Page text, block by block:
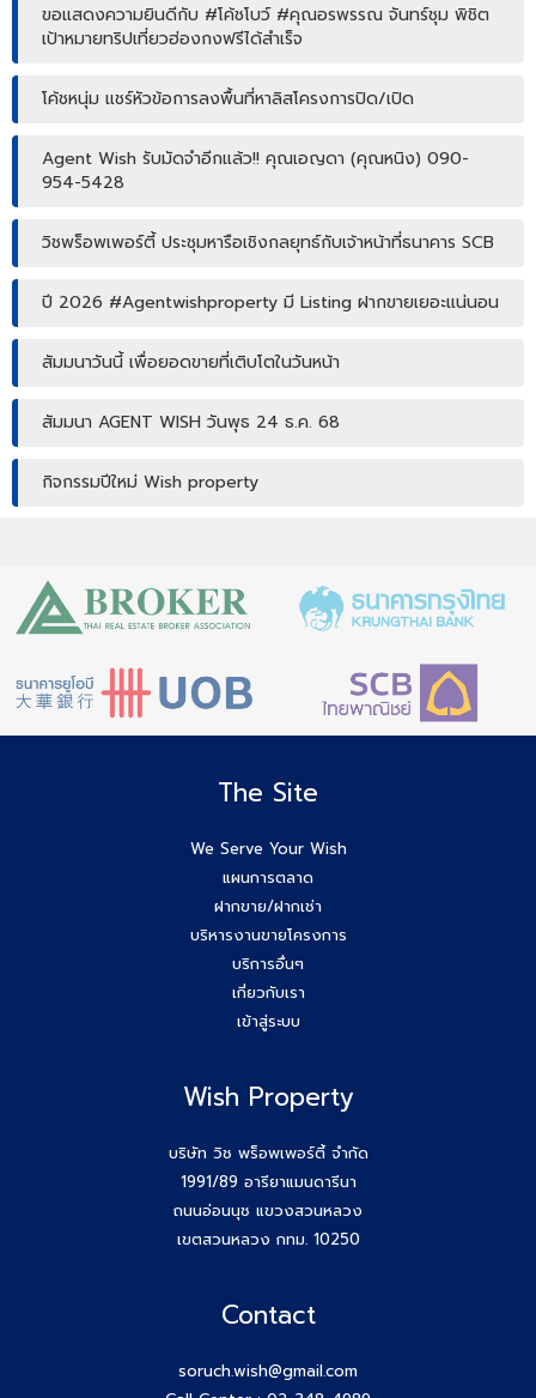
ขอแสดงความยินดีกับ #โค้ชโบว์ #คุณอรพรรณ จันทร์ชุม พิชิต
เป้าหมายทริปเที่ยวฮ่องกงฟรีได้สำเร็จ
โค้ชหนุ่ม แชร์หัวข้อการลงพื้นที่หาลิสโครงการปิด/เปิด
Agent Wish รับมัดจำอีกแล้ว!! คุณเอญดา (คุณหนิง) 090-
954-5428
วิชพร็อพเพอร์ตี้ ประชุมหารือเชิงกลยุทธ์กับเจ้าหน้าที่ธนาคาร SCB
ปี 2026 #Agentwishproperty มี Listing ฝากขายเยอะแน่นอน
สัมมนาวันนี้ เพื่อยอดขายที่เติบโตในวันหน้า
สัมมนา AGENT WISH วันพุธ 24 ธ.ค. 68
กิจกรรมปีใหม่ Wish property
เปิดบ้านยังไง…ให้ปิดการขายได้ไวขึ้น? โดย #โค้ชโบว์
สัมมนา เตรียมพร้อมก่อนเริ่มสร้างบ้าน! ไขทุกข้อสงสัยเรื่อง ใบ
อนุญาตก่อสร้าง
Agent Wish ปิดการขายสำเร็จค่ะ!! คุณอรพรรณ (โบว์) 084-
ยกระดับสกิล Agent wish วันนี้สัมมนาทีม Wish Property
ขอบคุณกสิกรที่เข้าร่วมเป็นพันธมิตรของบริษัท #Wishproperty
สัมมนาสมาชิก Wish วันพุธที่ 26 พ.ย.68
Agent Wish ปิดการขายสำเร็จค่ะ!! คุณเอกรักษ์ (หนุ่ม) 064-
สร้างตัวตนให้ชัด สร้างโอกาสให้ใช่กับ #โค้ชก้อย
รับ Listing ฝากขายที่ดิน 100 ล้าน ได้ง่ายๆ ทำยังไง
วันพุธที่ 12 พ.ย 68 #สมาชิกWish เปิดโลกกว้างอีก 1 คอร์ส กับ
The Site
We Serve Your Wish
แผนการตลาด
ฝากขาย/ฝากเช่า
บริหารงานขายโครงการ
บริการอื่นๆ
เกี่ยวกับเรา
เข้าสู่ระบบ
Wish Property
บริษัท วิช พร็อพเพอร์ตี้ จำกัด
1991/89 อารียาแมนดารีนา
ถนนอ่อนนุช แขวงสวนหลวง
เขตสวนหลวง กทม. 10250
Contact
soruch.wish@gmail.com